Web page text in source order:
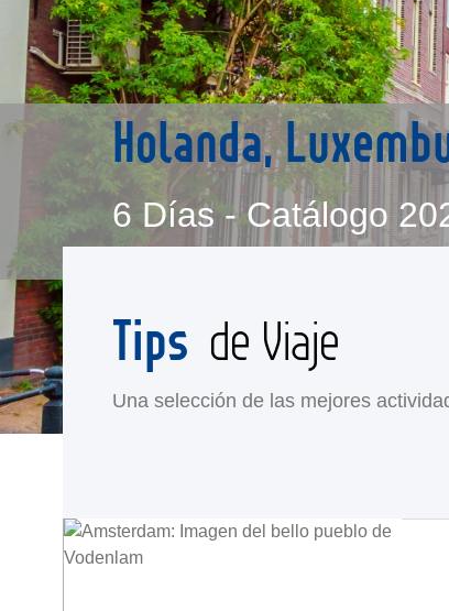
Holanda,
6 Días - Catálogo
Tips de Viaje
Una selección de las mejores